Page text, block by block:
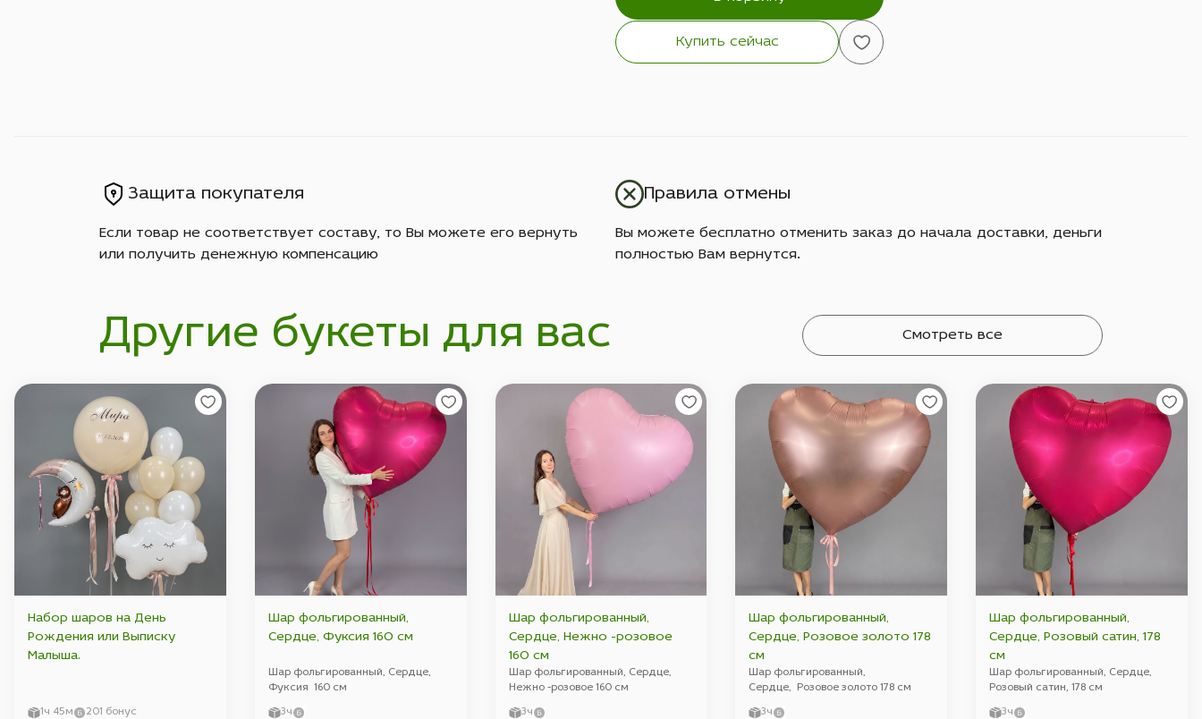
Купить сейчас
Защита покупателя
Если товар не соответствует составу, то Вы можете его вернуть
или получить денежную компенсацию
Правила отмены
Вы можете бесплатно отменить заказ до начала доставки, деньги
полностью Вам вернутся.
Другие букеты для вас Смотреть все
Набор шаров на День
Рождения или Выписку
Малыша.
1ч 45м 201 бонус
Шар фольгированный,
Сердце, Фуксия 160 см
Шар фольгированный, Сердце,
Фуксия 160 см
3ч
Шар фольгированный,
Сердце, Нежно -розовое
160 см
Шар фольгированный, Сердце,
Нежно -розовое 160 см
3ч
Шар фольгированный,
Сердце, Розовое золото 178
см
Шар фольгированный,
Сердце, Розовое золото 178 см
3ч
Шар фольгированный,
Сердце, Розовый сатин, 178
см
Шар фольгированный, Сердце,
Розовый сатин, 178 см
3ч